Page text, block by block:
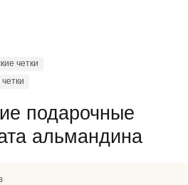
четки
подарочные
альмандина